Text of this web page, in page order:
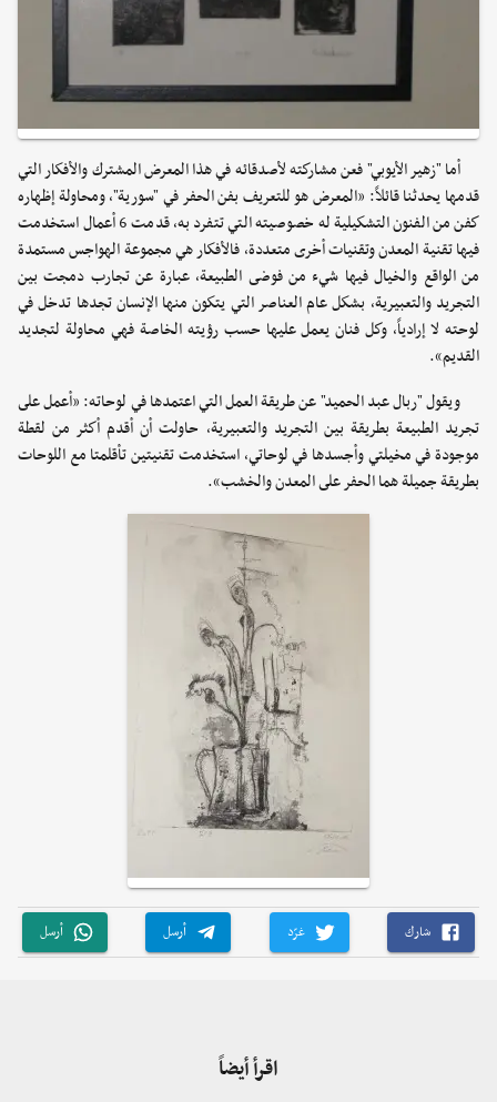
أما "زهير الأيوبي" فعن مشاركته لأصدقائه في هذا المعرض المشترك والأفكار التي
قدمها يحدثنا قائلاً: «المعرض هو للتعريف بفن الحفر في "سورية"، ومحاولة إظهاره
كفن من الفنون التشكيلية له خصوصيته التي تتفرد به، قدمت 6 أعمال استخدمت
فيها تقنية المعدن وتقنيات أخرى متعددة، فالأفكار هي مجموعة الهواجس مستمدة
من الواقع والخيال فيها شيء من فوضى الطبيعة، عبارة عن تجارب دمجت بين
التجريد والتعبيرية، بشكل عام العناصر التي يتكون منها الإنسان تجدها تدخل في
لوحته لا إرادياً، وكل فنان يعمل عليها حسب رؤيته الخاصة فهي محاولة لتجديد
القديم».
ويقول "ربال عبد الحميد" عن طريقة العمل التي اعتمدها في لوحاته: «أعمل على
تجريد الطبيعة بطريقة بين التجريد والتعبيرية، حاولت أن أقدم أكثر من لقطة
موجودة في مخيلتي وأجسدها في لوحاتي، استخدمت تقنيتين تأقلمتا مع اللوحات
بطريقة جميلة هما الحفر على المعدن والخشب».
شارك غرّد أرسل أرسل
اقرأ أيضاً